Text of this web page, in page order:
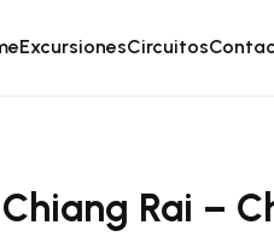
ExcursionesCircuitos
Rai –